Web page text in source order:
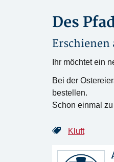
Des
Erschienen
Ihr möchtet ein
Bei der
bestellen.
Schon einmal
Kluft